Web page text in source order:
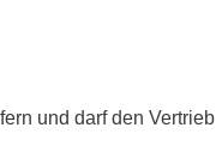
und darf den Vertrieb